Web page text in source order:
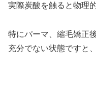
実際炭酸を触ると物理
特にパーマ、縮毛矯正
充分でない状態ですと